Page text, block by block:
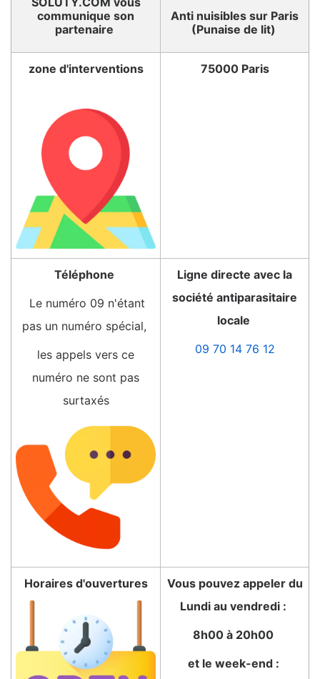
communique son
partenaire
Anti nuisibles sur Paris
(Punaise de lit)
zone d'interventions 75000 Paris
Téléphone
Le numéro 09 n'étant
pas un numéro spécial,
les appels vers ce
numéro ne sont pas
surtaxés
Ligne directe avec la
société antiparasitaire
locale
09 70 14 76 12
Horaires d'ouvertures
Vous pouvez appeler du
Lundi au vendredi :
8h00 à 20h00
et le week-end :